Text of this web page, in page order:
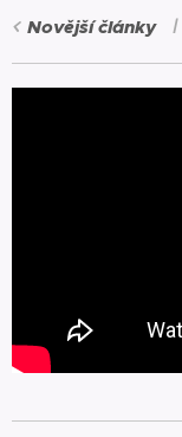
Novější články